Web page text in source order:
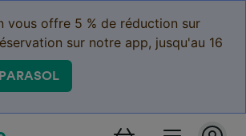
vous offre 5 % de réduction sur
sur notre app, jusqu'au 16